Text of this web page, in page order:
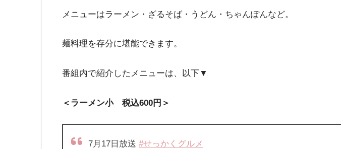
メニューはラーメン・ざるそば・うどん・ちゃんぽんなど。
麺料理を存分に堪能できます。
番組内で紹介したメニューは、以下▼
＜ラーメン小 税込600円＞
7月17日放送 #せっかくグルメ